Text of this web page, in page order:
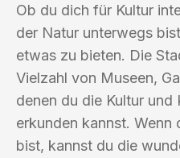
Ob du dich für Kultur
der Natur unterwegs
etwas zu bieten. Die
Vielzahl von Museen,
denen du die Kultur und
erkunden kannst.
bist, kannst du die